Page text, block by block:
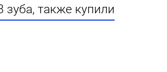
также купили